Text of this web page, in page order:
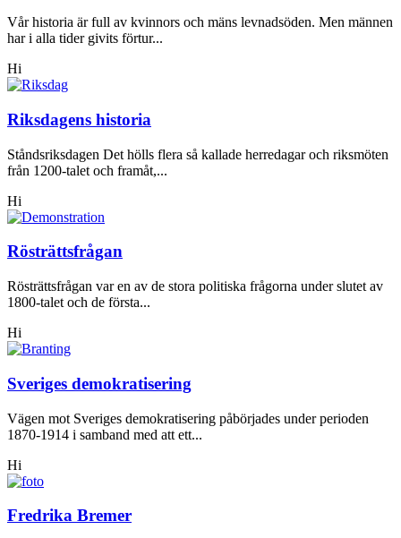
Vår historia är full av kvinnors och mäns levnadsöden. Men männen
har i alla tider givits förtur...
Hi
Riksdagens historia
Ståndsriksdagen Det hölls flera så kallade herredagar och riksmöten
från 1200-talet och framåt,...
Hi
Rösträttsfrågan
Rösträttsfrågan var en av de stora politiska frågorna under slutet av
1800-talet och de första...
Hi
Sveriges demokratisering
Vägen mot Sveriges demokratisering påbörjades under perioden
1870-1914 i samband med att ett...
Hi
Fredrika Bremer